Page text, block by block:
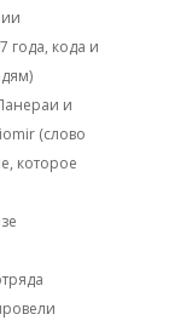
года, кода и
и
(слово
которое